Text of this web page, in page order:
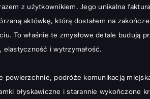
z użytkownikiem. Jego unikalna
aktówkę, którą dostałem na
To właśnie te zmysłowe detale budują
i wytrzymałość.
powierzchnie, podróże komunikacją
błyskawiczne i starannie wykończone